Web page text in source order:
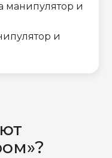
манипулятор и
и